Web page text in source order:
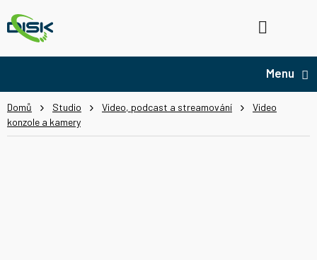
na
obsah
Domů Studio Video, podcast a streamování
Video
konzole a kamery